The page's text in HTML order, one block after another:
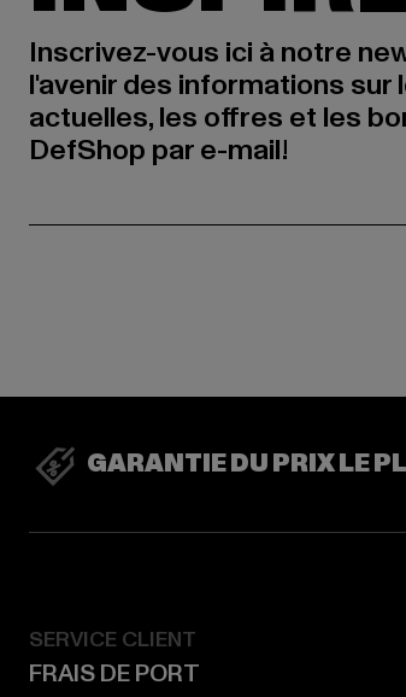
Inscrivez-vous ici à notre
l'avenir des informations sur
actuelles, les offres et les
DefShop par e-mail!
GARANTIE DU PRIX LE
SERVICE CLIENT
FRAIS DE PORT